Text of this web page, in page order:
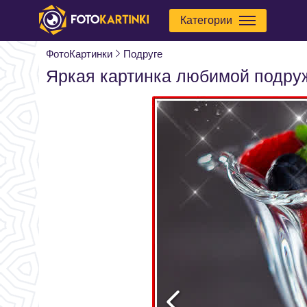
Категории
ФотоКартинки Подруге
Яркая картинка любимой